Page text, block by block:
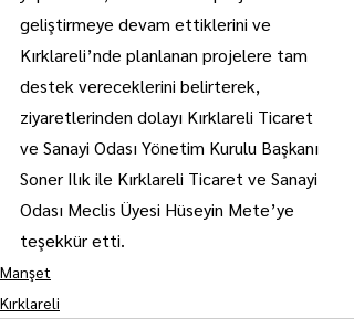
geliştirmeye devam ettiklerini ve
Kırklareli’nde planlanan projelere tam
destek vereceklerini belirterek,
ziyaretlerinden dolayı Kırklareli Ticaret
ve Sanayi Odası Yönetim Kurulu Başkanı
Soner Ilık ile Kırklareli Ticaret ve Sanayi
Odası Meclis Üyesi Hüseyin Mete’ye
teşekkür etti.
Manşet
Kırklareli